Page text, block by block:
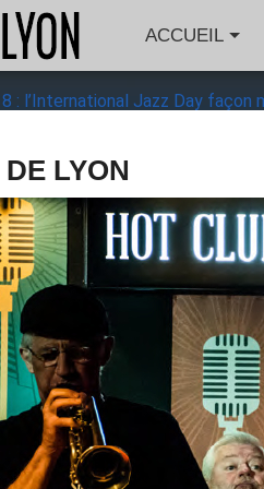
ACCUEIL
: l’International Jazz Day façon
LYON